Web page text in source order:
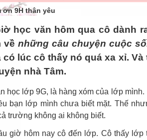
ơn 9H thân yêu
học văn hôm qua cô dành
về những câu chuyện cuộc
có lúc cô thấy nó quá xa xỉ.
nhà Tâm.
học lớp 9G, là hàng xóm của lớp
bạn lớp mình chưa biết mặt. Thế
trường không ai không biết.
giờ hôm nay cô đến lớp. Cô thấy lớp